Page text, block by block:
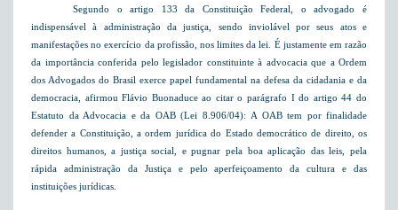
Segundo o artigo 133 da Constituição Federal, o advogado é
indispensável à administração da justiça, sendo inviolável por seus atos e
manifestações no exercício da profissão, nos limites da lei. É justamente em razão
da importância conferida pelo legislador constituinte à advocacia que a Ordem
dos Advogados do Brasil exerce papel fundamental na defesa da cidadania e da
democracia, afirmou Flávio Buonaduce ao citar o parágrafo I do artigo 44 do
Estatuto da Advocacia e da OAB (Lei 8.906/04):  A OAB tem por finalidade
defender a Constituição, a ordem jurídica do Estado democrático de direito, os
direitos humanos, a justiça social, e pugnar pela boa aplicação das leis, pela
rápida administração da Justiça e pelo aperfeiçoamento da cultura e das
instituições jurídicas.